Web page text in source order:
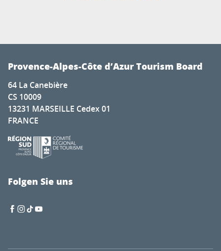
Provence-Alpes-Côte d’Azur Tourism Board
64 La Canebière
CS 10009
13231 MARSEILLE Cedex 01
FRANCE
Folgen Sie uns